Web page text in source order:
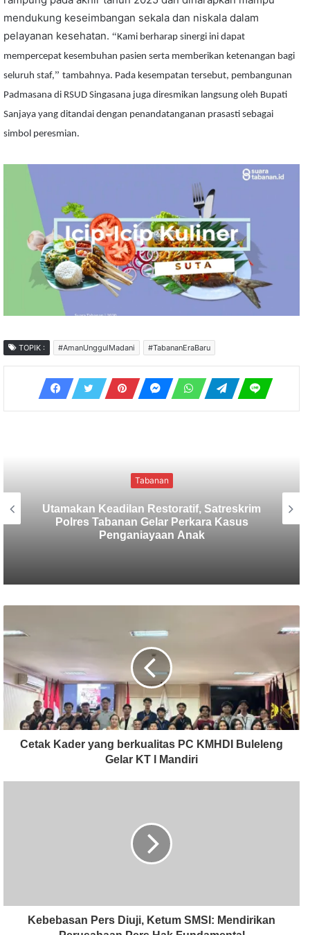
mendukung keseimbangan sekala dan niskala dalam
pelayanan kesehatan. “ Kami berharap sinergi ini dapat
mempercepat kesembuhan pasien serta memberikan ketenangan bagi
seluruh staf,” tambahnya. Pada kesempatan tersebut, pembangunan
Padmasana di RSUD Singasana juga diresmikan langsung oleh Bupati
Sanjaya yang ditandai dengan penandatanganan prasasti sebagai
simbol peresmian.
TOPIK : #AmanUnggulMadani #TabananEraBaru
Tabanan
Sekretaris SMSI Tabanan Maju Jadi
Kandidat Ketua IMI Bali, Ketua SMSI
Tabanan Berikan Dukungan
Cetak Kader yang berkualitas PC KMHDI Buleleng
Gelar KT l Mandiri
Kebebasan Pers Diuji, Ketum SMSI: Mendirikan